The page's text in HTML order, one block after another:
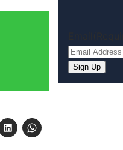
Sign Up